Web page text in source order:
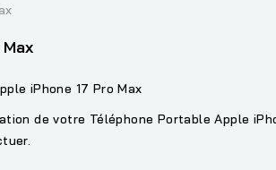
iPhone 17 Pro Max
de votre Téléphone Portable Apple